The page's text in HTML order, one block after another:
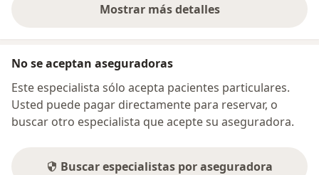
Mostrar más detalles
sobre la dirección
No se aceptan aseguradoras
Este especialista sólo acepta pacientes particulares.
Usted puede pagar directamente para reservar, o
buscar otro especialista que acepte su aseguradora.
Buscar especialistas por aseguradora